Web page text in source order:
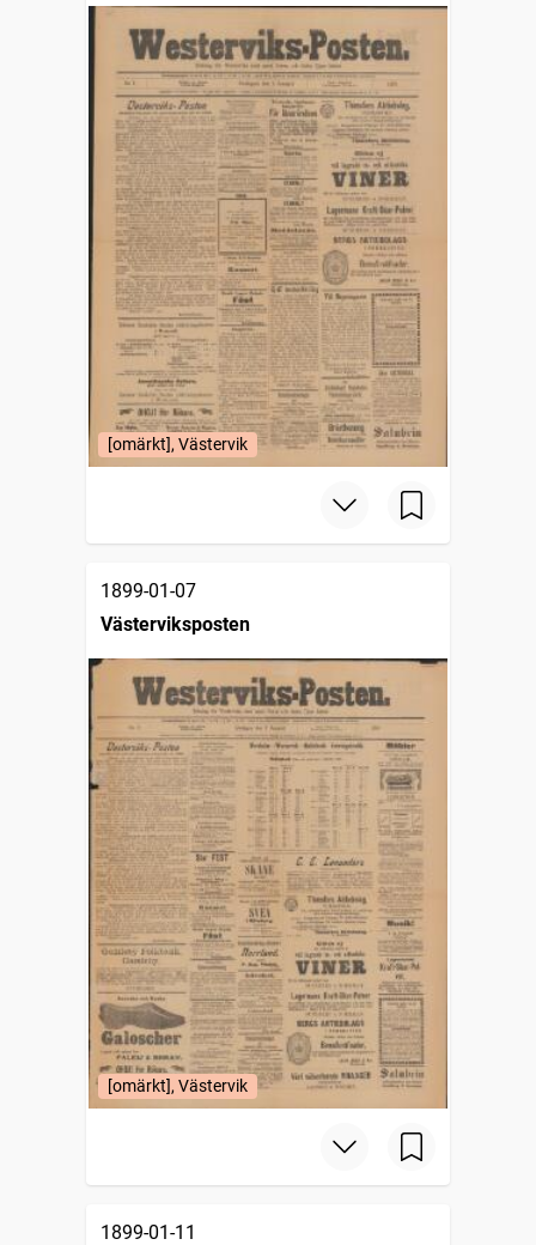
[omärkt], Västervik
1899-01-07
Västerviksposten
[omärkt], Västervik
1899-01-11